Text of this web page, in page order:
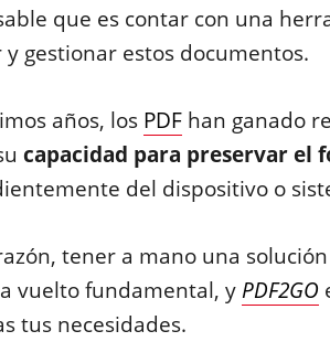
que es contar con una
gestionar estos documentos.
años, los PDFhan ganado
capacidad para preservar el
del dispositivo o
tener a mano una
vuelto fundamental, yPDF2GO
tus necesidades.